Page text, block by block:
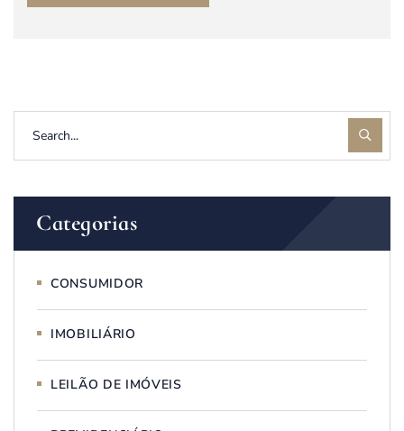
Categorias
CONSUMIDOR
IMOBILIÁRIO
LEILÃO DE IMÓVEIS